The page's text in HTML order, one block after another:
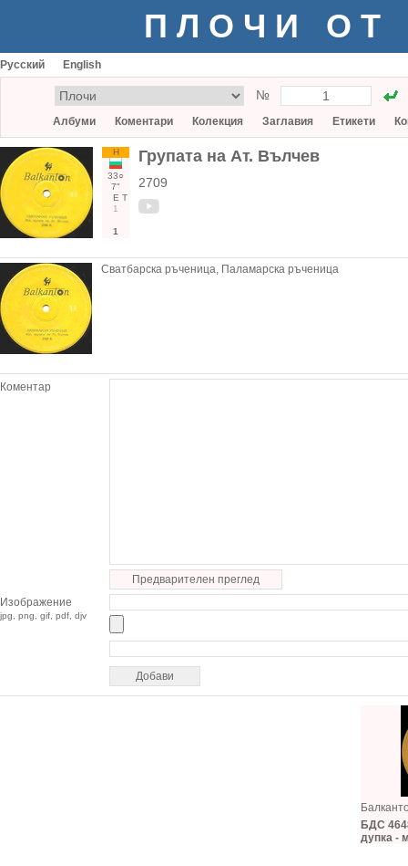
ПЛОЧИ ОТ
Русский English
№
Албуми Коментари Колекция Заглавия Етикети
Н
33○
7"
Е Т
1
1
Групата на Ат. Вълчев
2709
Сватбарска ръченица, Паламарска ръченица
Коментар
Предварителен преглед
Изображение
jpg, png, gif, pdf, djv
БДС
дупка -